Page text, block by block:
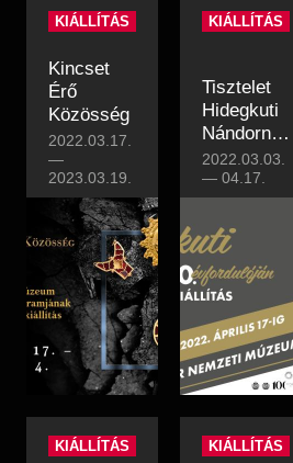
KIÁLLÍTÁS
Kincset
Érő
Közösség
2022.03.17.
—
2023.03.19.
KIÁLLÍTÁS
Tisztelet
Hidegkuti
Nándornak
születése
100.
évfordulója
alkalmából
2022.03.03.
— 04.17.
KIÁLLÍTÁS KIÁLLÍTÁS